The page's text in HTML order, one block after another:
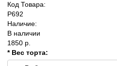
Код Товара:
P692
Наличие:
В наличии
1850 р.
* Вес торта: